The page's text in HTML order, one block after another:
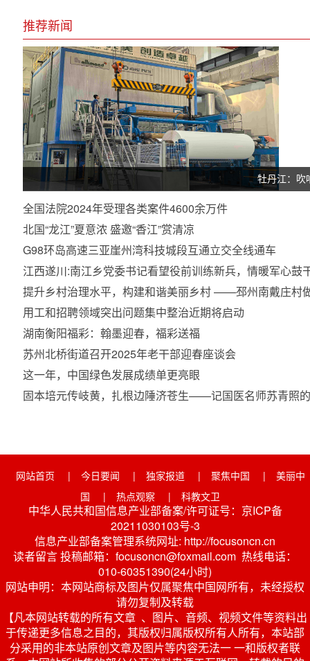
推荐新闻
牡丹江：吹
全国法院2024年受理各类案件4600余万件
北国“龙江”夏意浓 盛邀“香江”赏清凉
G98环岛高速三亚崖州湾科技城段互通立交全线通车
江西遂川:南江乡党委书记看望役前训练新兵，情暖军心鼓
提升乡村治理水平，构建和谐美丽乡村 ——邳州南戴庄村
用工和招聘领域突出问题集中整治近期将启动
湖南衡阳福彩：翰墨迎春，福彩送福
苏州北桥街道召开2025年老干部迎春座谈会
这一年，中国绿色发展成绩单更亮眼
固本培元传岐黄，扎根边陲济苍生——记国医名师苏青照
网站首页 | 今日要闻 | 独家报道 | 聚焦中国 |
美丽中
国
| 热点观察 | 科教文卫
中华人民共和国信息产业部备案/许可证号：京ICP备
20211030103号-3
信息产业部备案管理系统网址: http://focusoncn.cn
读者留言 投稿邮箱：focusoncn@foxmail.com 热线电话：
010-60351390(24小时)
网站申明：本网站商标及图片仅属聚焦中国网所有，未经授权
请勿复制及转载
【凡本网站转载的所有文章 、图片、音频、视频文件等资料出
于传递更多信息之目的，其版权归属版权所有人所有，本站部
分采用的非本站原创文章及图片等内容无法一 一和版权者联